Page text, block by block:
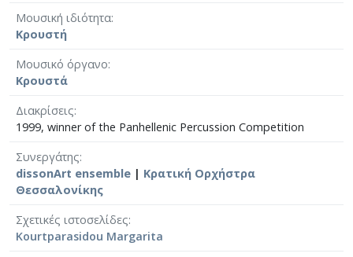
Μουσική ιδιότητα
Κρουστή
Μουσικό όργανο
Κρουστά
Διακρίσεις
1999, winner of the Panhellenic Percussion Competition
Συνεργάτης
dissonArt ensemble | Κρατική Ορχήστρα
Θεσσαλονίκης
Σχετικές ιστοσελίδες
Kourtparasidou Margarita